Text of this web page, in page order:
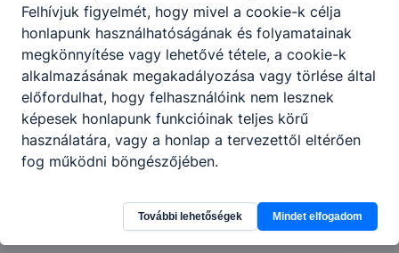
Felhívjuk figyelmét, hogy mivel a cookie-k célja
honlapunk használhatóságának és folyamatainak
megkönnyítése vagy lehetővé tétele, a cookie-k
alkalmazásának megakadályozása vagy törlése által
előfordulhat, hogy felhasználóink nem lesznek
képesek honlapunk funkcióinak teljes körű
használatára, vagy a honlap a tervezettől eltérően
fog működni böngészőjében.
További lehetőségek Mindet elfogadom